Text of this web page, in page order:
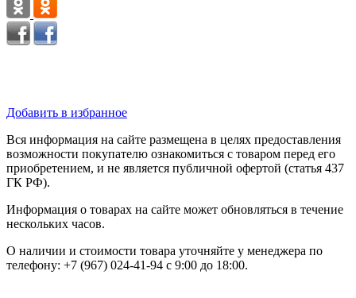
Добавить в избранное
Вся информация на сайте размещена в целях предоставления
возможности покупателю ознакомиться с товаром перед его
приобретением, и не является публичной офертой (статья 437
ГК РФ).
Информация о товарах на сайте может обновляться в течение
нескольких часов.
О наличии и стоимости товара уточняйте у менеджера по
телефону: +7 (967) 024-41-94 с 9:00 до 18:00.